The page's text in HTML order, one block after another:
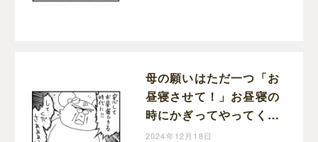
母の願いはただ一つ「お
昼寝させて！」お昼寝の
時にかぎってやってくる
宣伝車｜ぽこたろー育児
2024年12月18日